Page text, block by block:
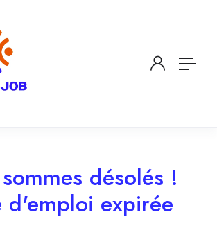
désolés !
d'emploi expirée